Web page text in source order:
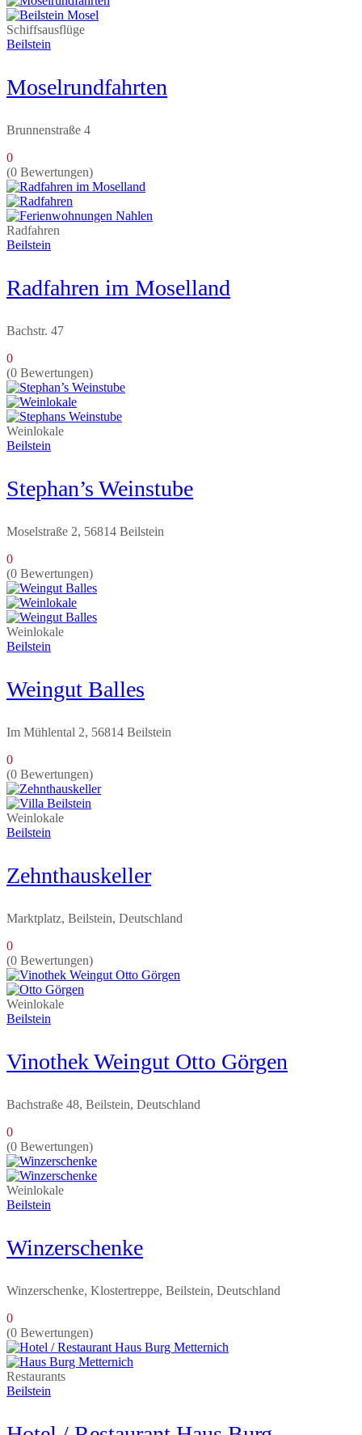
Schiffsausflüge
Beilstein
Moselrundfahrten
Brunnenstraße 4
0
(0 Bewertungen)
Radfahren
Beilstein
Radfahren im Moselland
Bachstr. 47
0
(0 Bewertungen)
Weinlokale
Beilstein
Stephan’s Weinstube
Moselstraße 2, 56814 Beilstein
0
(0 Bewertungen)
Weinlokale
Beilstein
Weingut Balles
Im Mühlental 2, 56814 Beilstein
0
(0 Bewertungen)
Weinlokale
Beilstein
Zehnthauskeller
Marktplatz, Beilstein, Deutschland
0
(0 Bewertungen)
Weinlokale
Beilstein
Vinothek Weingut Otto Görgen
Bachstraße 48, Beilstein, Deutschland
0
(0 Bewertungen)
Weinlokale
Beilstein
Winzerschenke
Winzerschenke, Klostertreppe, Beilstein, Deutschland
0
(0 Bewertungen)
Restaurants
Beilstein